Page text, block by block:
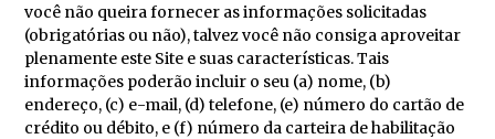
você não queira fornecer as informações solicitadas
(obrigatórias ou não), talvez você não consiga aproveitar
plenamente este Site e suas características. Tais
informações poderão incluir o seu (a) nome, (b)
endereço, (c) e-mail, (d) telefone, (e) número do cartão de
crédito ou débito, e (f) número da carteira de habilitação